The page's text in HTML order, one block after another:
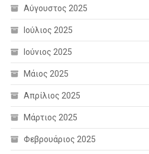
Αύγουστος 2025
Ιούλιος 2025
Ιούνιος 2025
Μάιος 2025
Απρίλιος 2025
Μάρτιος 2025
Φεβρουάριος 2025